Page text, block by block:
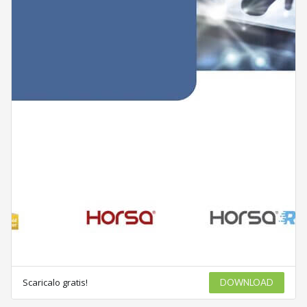
Scaricalo gratis! DOWNLOAD